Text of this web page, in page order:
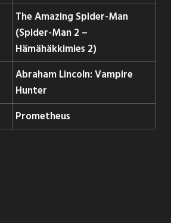
The Amazing Spider-Man
(Spider-Man 2 –
Hämähäkkimies 2)
Abraham Lincoln: Vampire
Hunter
Prometheus